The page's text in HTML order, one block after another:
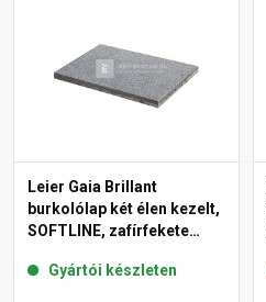
Leier Gaia Brillant
burkolólap két élen kezelt,
SOFTLINE, zafírfekete
Gyártói készleten